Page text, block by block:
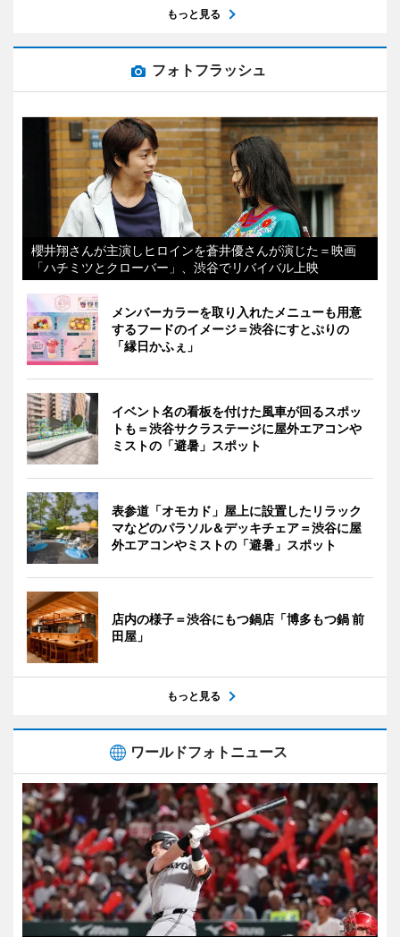
もっと見る
フォトフラッシュ
櫻井翔さんが主演しヒロインを蒼井優さんが演じた＝映画
「ハチミツとクローバー」、渋谷でリバイバル上映
メンバーカラーを取り入れたメニューも用意
するフードのイメージ＝渋谷にすとぷりの
「縁日かふぇ」
イベント名の看板を付けた風車が回るスポッ
トも＝渋谷サクラステージに屋外エアコンや
ミストの「避暑」スポット
表参道「オモカド」屋上に設置したリラック
マなどのパラソル＆デッキチェア＝渋谷に屋
外エアコンやミストの「避暑」スポット
店内の様子＝渋谷にもつ鍋店「博多もつ鍋 前
田屋」
もっと見る
ワールドフォトニュース